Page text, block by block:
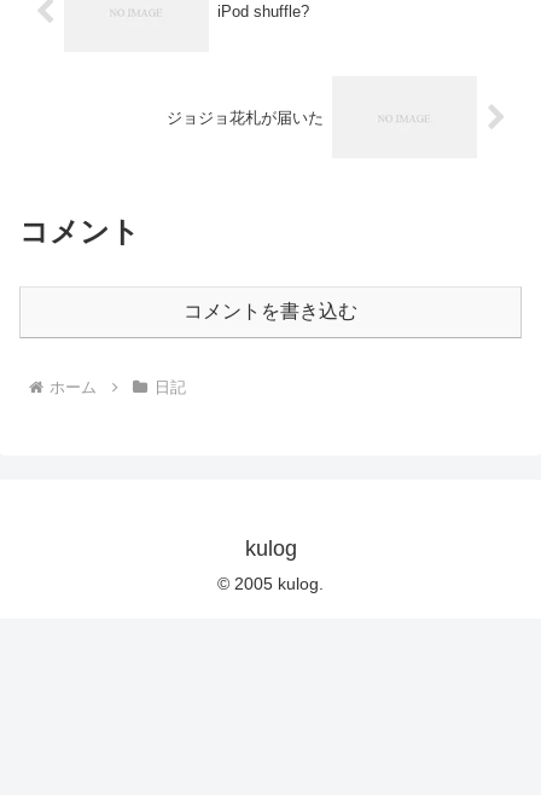
iPod shuffle?
ジョジョ花札が届いた
コメント
コメントを書き込む
ホーム 日記
kulog
© 2005 kulog.